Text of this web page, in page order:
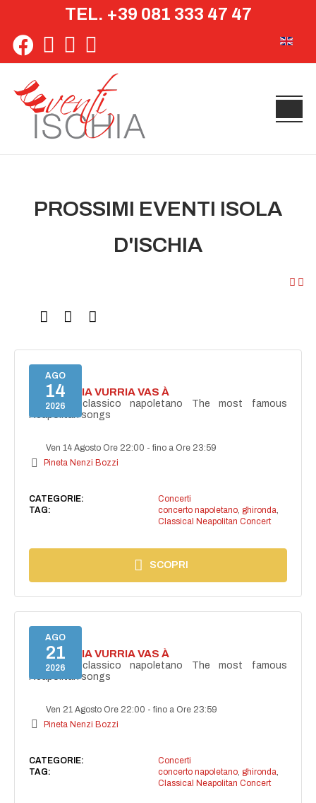
TEL. +39 081 333 47 47
PROSSIMI EVENTI ISOLA
D'ISCHIA
AGO
14
2026
I'TE VURRIA VURRIA VAS À
Concerto classico napoletano The most famous
Neapolitan songs
Ven 14 Agosto Ore 22:00 -fino a Ore 23:59
Pineta Nenzi Bozzi
CATEGORIE:
Concerti
TAG:
concerto napoletano, ghironda,
Classical Neapolitan Concert
SCOPRI
AGO
21
2026
I'TE VURRIA VURRIA VAS À
Concerto classico napoletano The most famous
Neapolitan songs
Ven 21 Agosto Ore 22:00 -fino a Ore 23:59
Pineta Nenzi Bozzi
CATEGORIE:
Concerti
TAG:
concerto napoletano, ghironda,
Classical Neapolitan Concert